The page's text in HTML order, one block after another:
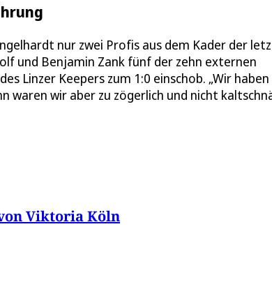
nur zwei Profis aus dem Kader der
und Benjamin Zank fünf der zehn externen
Linzer Keepers zum 1:0 einschob. „Wir haben
wir aber zu zögerlich und nicht
Viktoria Köln